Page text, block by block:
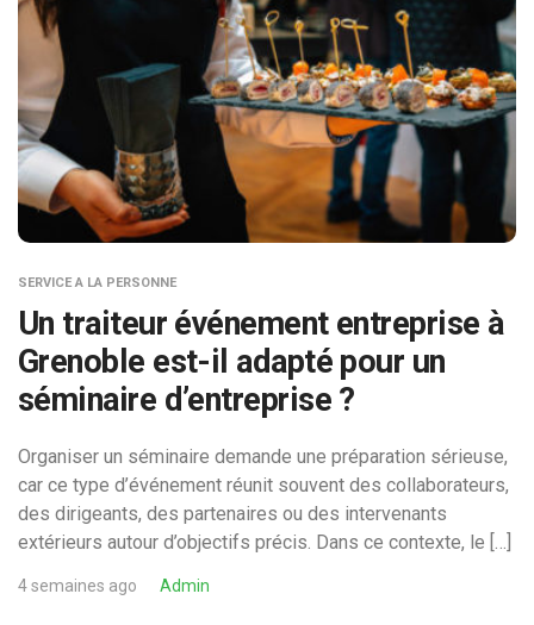
SERVICE A LA PERSONNE
Un traiteur événement entreprise à
Grenoble est-il adapté pour un
séminaire d’entreprise ?
Organiser un séminaire demande une préparation sérieuse,
car ce type d’événement réunit souvent des collaborateurs,
des dirigeants, des partenaires ou des intervenants
extérieurs autour d’objectifs précis. Dans ce contexte, le […]
4 semaines ago Admin